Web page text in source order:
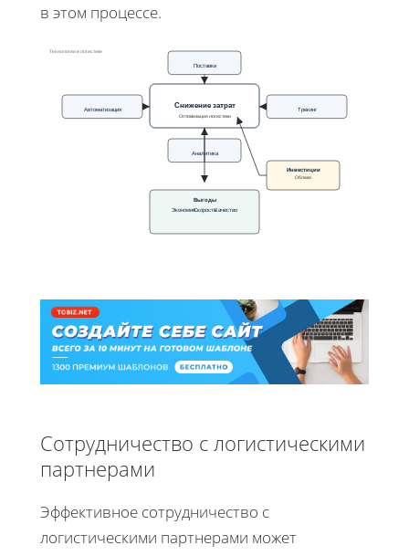
в этом процессе.
Автоматизация Трекинг
Поставки
Аналитика
Снижение затрат
Оптимизация логистики
Выгоды
ЭкономияСкоростьКачество
Инвестиции
Облако
Технологии в логистике
Сотрудничество с логистическими
партнерами
Эффективное сотрудничество с
логистическими партнерами может